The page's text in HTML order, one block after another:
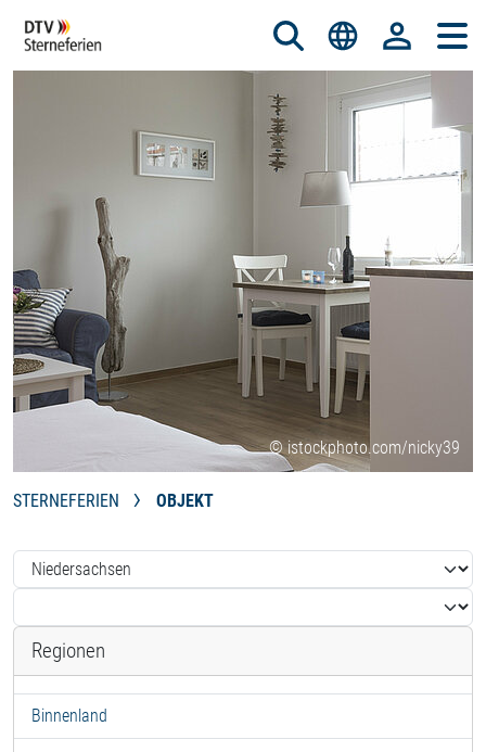
© istockphoto.com/nicky39
STERNEFERIEN OBJEKT
Regionen
Binnenland